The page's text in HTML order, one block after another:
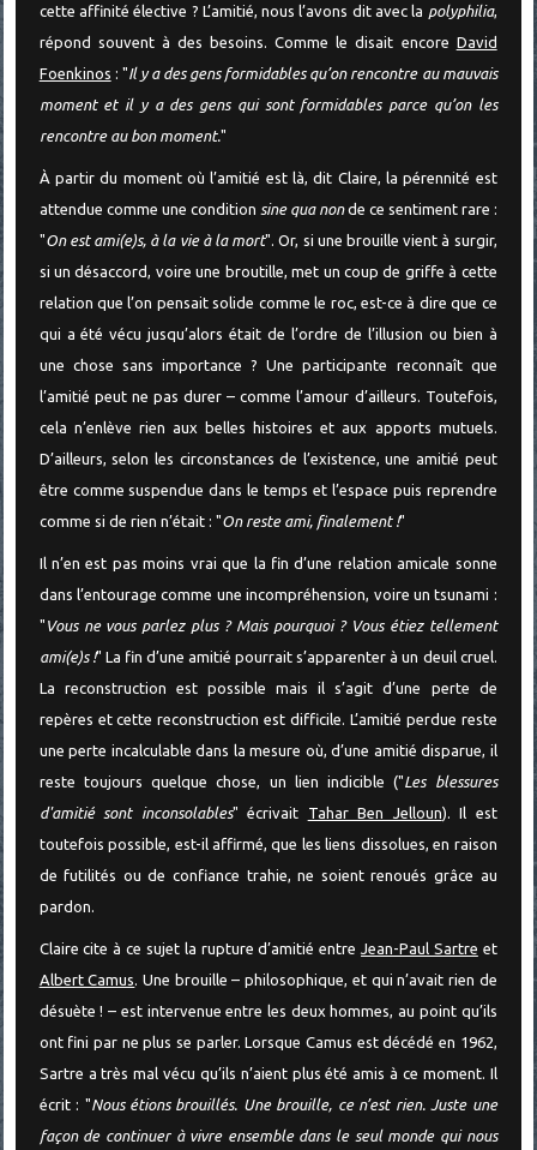
cette affinité élective ? L’amitié, nous l’avons dit avec la polyphilia,
répond souvent à des besoins. Comme le disait encore David
Foenkinos : "Il y a des gens formidables qu’on rencontre au mauvais
moment et il y a des gens qui sont formidables parce qu’on les
rencontre au bon moment."
À partir du moment où l’amitié est là, dit Claire, la pérennité est
attendue comme une condition sine qua nonde ce sentiment rare :
"On est ami(e)s, à la vie à la mort". Or, si une brouille vient à surgir,
si un désaccord, voire une broutille, met un coup de griffe à cette
relation que l’on pensait solide comme le roc, est-ce à dire que ce
qui a été vécu jusqu’alors était de l’ordre de l’illusion ou bien à
une chose sans importance ? Une participante reconnaît que
l’amitié peut ne pas durer – comme l’amour d’ailleurs. Toutefois,
cela n’enlève rien aux belles histoires et aux apports mutuels.
D’ailleurs, selon les circonstances de l’existence, une amitié peut
être comme suspendue dans le temps et l’espace puis reprendre
comme si de rien n’était : "On reste ami, finalement !"
Il n’en est pas moins vrai que la fin d’une relation amicale sonne
dans l’entourage comme une incompréhension, voire un tsunami :
" Vous ne vous parlez plus ? Mais pourquoi ? Vous étiez tellement
ami(e)s !" La fin d’une amitié pourrait s’apparenter à un deuil cruel.
La reconstruction est possible mais il s’agit d’une perte de
repères et cette reconstruction est difficile. L’amitié perdue reste
une perte incalculable dans la mesure où, d’une amitié disparue, il
reste toujours quelque chose, un lien indicible ("Les blessures
d'amitié sont inconsolables" écrivait Tahar Ben Jelloun). Il est
toutefois possible, est-il affirmé, que les liens dissolues, en raison
de futilités ou de confiance trahie, ne soient renoués grâce au
pardon.
Claire cite à ce sujet la rupture d’amitié entre Jean-Paul Sartre et
Albert Camus . Une brouille – philosophique, et qui n’avait rien de
désuète ! – est intervenue entre les deux hommes, au point qu’ils
ont fini par ne plus se parler. Lorsque Camus est décédé en 1962,
Sartre a très mal vécu qu’ils n’aient plus été amis à ce moment. Il
écrit : "Nous étions brouillés. Une brouille, ce n’est rien. Juste une
façon de continuer à vivre ensemble dans le seul monde qui nous